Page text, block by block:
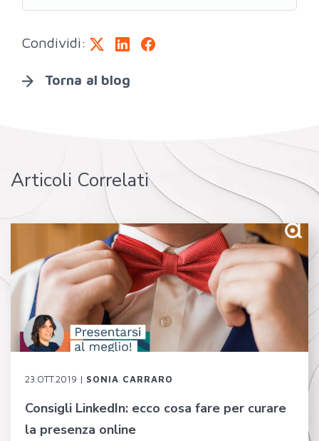
Condividi:
Torna al blog
Articoli Correlati
23.OTT.2019 | SONIA CARRARO
Consigli LinkedIn: ecco cosa fare per curare
la presenza online